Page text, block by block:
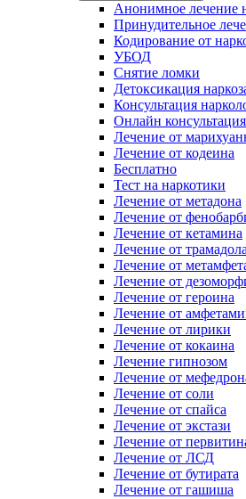
Анонимное лечение
Принудительное
Кодирование от
УБОД
Снятие ломки
Детоксикация
Консультация
Онлайн
Лечение от
Лечение от кодеина
Бесплатно
Тест на наркотики
Лечение от метадона
Лечение от
Лечение от кетамина
Лечение от трамадола
Лечение от
Лечение от
Лечение от героина
Лечение от
Лечение от лирики
Лечение от кокаина
Лечение гипнозом
Лечение от
Лечение от соли
Лечение от спайса
Лечение от экстази
Лечение от
Лечение от ЛСД
Лечение от бутирата
Лечение от гашиша